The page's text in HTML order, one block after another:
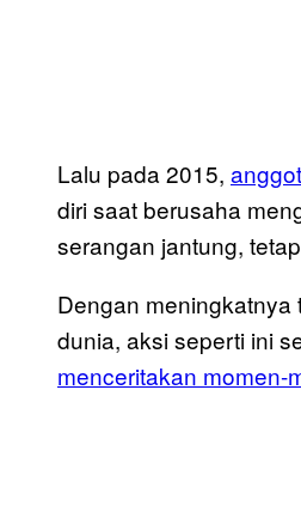
Lalu pada 2015,
diri saat berusaha
serangan jantung,
Dengan
dunia, aksi seperti ini
menceritakan momen-